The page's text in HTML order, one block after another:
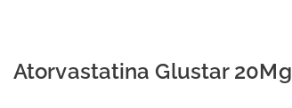
Atorvastatina Glustar 20Mg